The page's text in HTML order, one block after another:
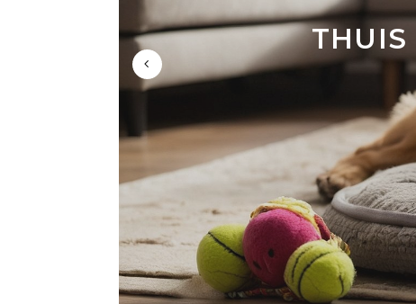
THUIS
DE
JOUW
DE